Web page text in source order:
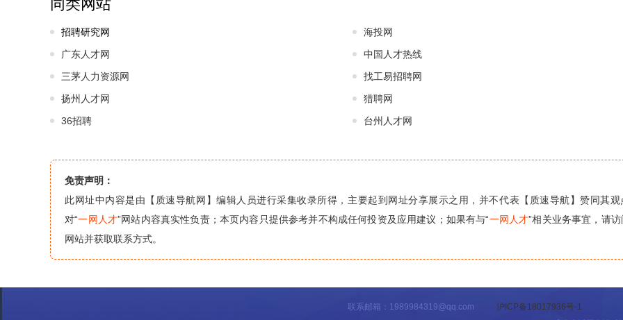
同类网站
招聘研究网
海投网
广东人才网
中国人才热线
三茅人力资源网
找工易招聘网
扬州人才网
猎聘网
36招聘
台州人才网
免责声明：
此网址中内容是由【质速导航网】编辑人员进行采集收录所得，主要起到网址分享展示之用，并不代表【质速导航】赞同其观
对“一网人才”网站内容真实性负责；本页内容只提供参考并不构成任何投资及应用建议；如果有与“一网人才”相关业务事宜，请
网站并获取联系方式。
联系邮箱：1989984319@qq.com
沪ICP备18017936号-1